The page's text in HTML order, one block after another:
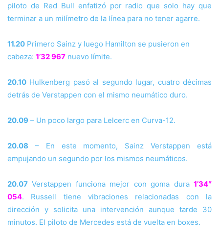
piloto de Red Bull enfatizó por radio que solo hay que
terminar a un milímetro de la línea para no tener agarre.
11.20 Primero Sainz y luego Hamilton se pusieron en
cabeza: 1’32 967 nuevo límite.
20.10 Hulkenberg pasó al segundo lugar, cuatro décimas
detrás de Verstappen con el mismo neumático duro.
20.09 – Un poco largo para Lelcerc en Curva-12.
20.08 – En este momento, Sainz Verstappen está
empujando un segundo por los mismos neumáticos.
20.07 Verstappen funciona mejor con goma dura 1’34″
054. Russell tiene vibraciones relacionadas con la
dirección y solicita una intervención aunque tarde 30
minutos. El piloto de Mercedes está de vuelta en boxes.